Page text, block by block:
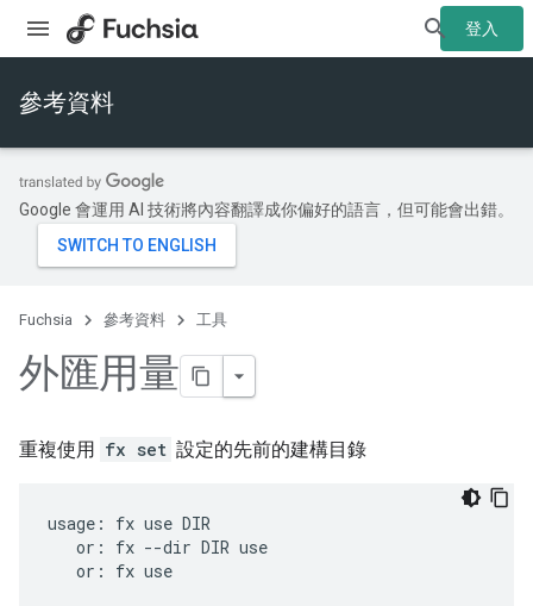
登入
參考資料
Google 會運用 AI 技術將內容翻譯成你偏好的語言，但可能會出錯。
Fuchsia 參考資料 工具
外匯用量
重複使用 fx set 設定的先前的建構目錄
usage: fx use DIR
   or: fx --dir DIR use
   or: fx use